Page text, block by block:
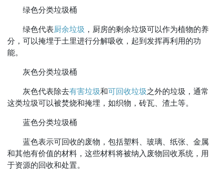
绿色分类垃圾桶
绿色代表厨余垃圾 ，厨房的剩余垃圾可以作为植物的养
分，可以掩埋于土里进行分解吸收，起到发挥再利用的功
能。
灰色分类垃圾桶
灰色代表除去有害垃圾和可回收垃圾之外的垃圾，通常
这类垃圾可以被焚烧和掩埋，如织物，砖瓦、渣土等。
蓝色分类垃圾桶
蓝色表示可回收的废物，包括塑料、玻璃、纸张、金属
和其他有价值的材料，这些材料将被纳入废物回收系统，用
于资源的回收和处置。